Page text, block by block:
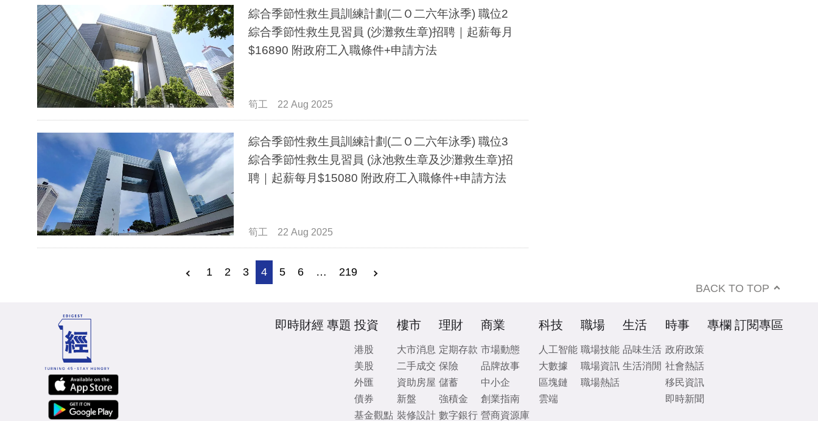
綜合季節性救生員訓練計劃(二Ｏ二六年泳季) 職位2
綜合季節性救生見習員 (沙灘救生章)招聘｜起薪每月
$16890 附政府工入職條件+申請方法
筍工 22 Aug 2025
綜合季節性救生員訓練計劃(二Ｏ二六年泳季) 職位3
綜合季節性救生見習員 (泳池救生章及沙灘救生章)招
聘｜起薪每月$15080 附政府工入職條件+申請方法
筍工 22 Aug 2025
1 2 3 4 5 6 … 219
BACK TO TOP
即時財經 專題 投資
港股
美股
外匯
債券
基金觀點
樓市
大市消息
二手成交
資助房屋
新盤
裝修設計
理財
定期存款
保險
儲蓄
強積金
數字銀行
商業
市場動態
品牌故事
中小企
創業指南
營商資源庫
科技
人工智能
大數據
區塊鏈
雲端
職場
職場技能
職場資訊
職場熱話
生活
品味生活
生活消閒
時事
政府政策
社會熱話
移民資訊
即時新聞
專欄 訂閱專區